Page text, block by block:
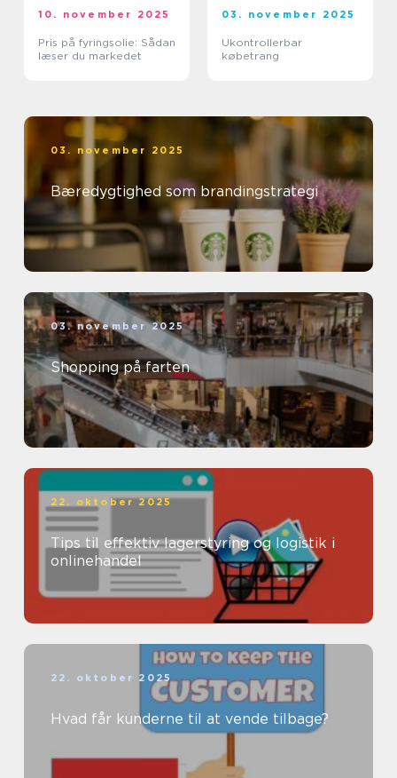
10. november 2025
Pris på fyringsolie: Sådan
læser du markedet
03. november 2025
Ukontrollerbar
købetrang
03. november 2025
Bæredygtighed som brandingstrategi
03. november 2025
Shopping på farten
22. oktober 2025
Tips til effektiv lagerstyring og logistik i
onlinehandel
22. oktober 2025
Hvad får kunderne til at vende tilbage?